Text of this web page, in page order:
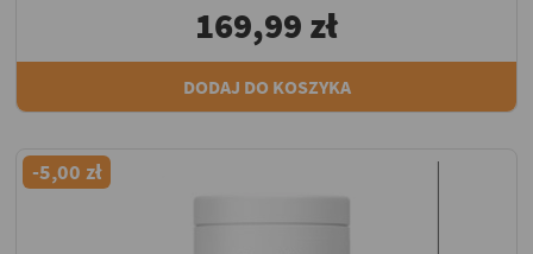
169,99 zł
DODAJ DO KOSZYKA
-5,00 zł